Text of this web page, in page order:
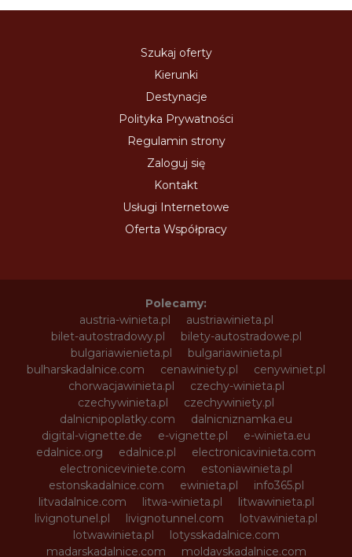
Szukaj oferty
Kierunki
Destynacje
Polityka Prywatności
Regulamin strony
Zaloguj się
Kontakt
Usługi Internetowe
Oferta Współpracy
Polecamy:
austria-winieta.pl
austriawinieta.pl
bilet-autostradowy.pl
bilety-autostradowe.pl
bulgariawienieta.pl
bulgariawinieta.pl
bulharskadalnice.com
cenawiniety.pl
cenywiniet.pl
chorwacjawinieta.pl
czechy-winieta.pl
czechywinieta.pl
czechywiniety.pl
dalnicnipoplatky.com
dalnicniznamka.eu
digital-vignette.de
e-vignette.pl
e-winieta.eu
edalnice.org
edalnice.pl
electronicavinieta.com
electroniceviniete.com
estoniawinieta.pl
estonskadalnice.com
ewinieta.pl
info365.pl
litvadalnice.com
litwa-winieta.pl
litwawinieta.pl
livignotunel.pl
livignotunnel.com
lotvawinieta.pl
lotwawinieta.pl
lotysskadalnice.com
madarskadalnice.com
moldavskadalnice.com